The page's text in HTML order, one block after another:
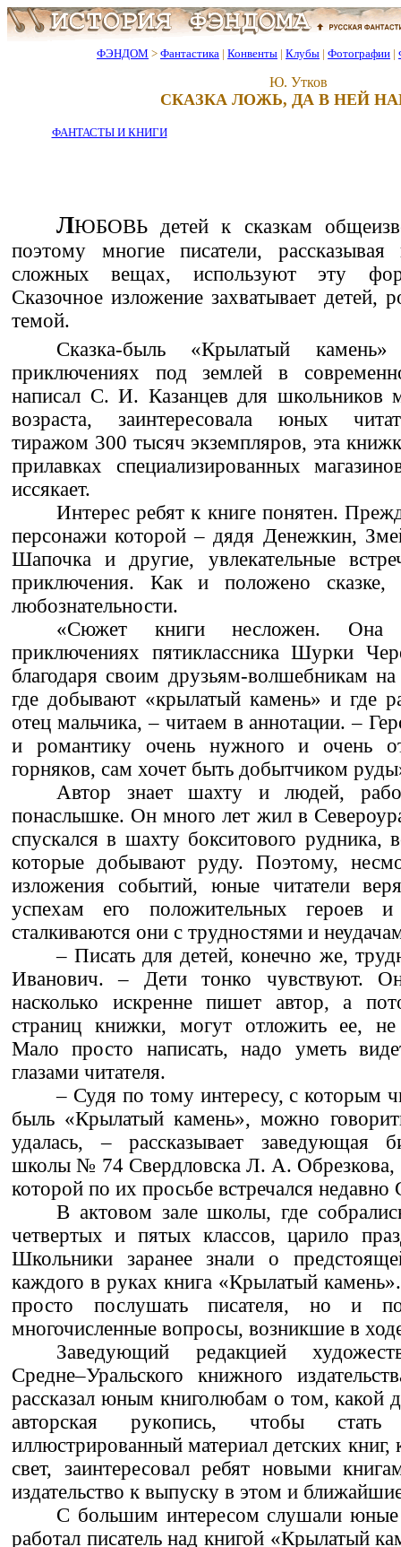
ФЭНДОМ > Фантастика | Конвенты | Клубы | Фотографии |
Ю. Утков
СКАЗКА ЛОЖЬ, ДА В НЕЙ
ФАНТАСТЫ И КНИГИ
ЛЮБОВЬ детей к сказкам
поэтому многие писатели,
сложных вещах, используют эту
Сказочное изложение захватывает детей,
темой.
Сказка-быль «Крылатый
приключениях под землей в
написал С. И. Казанцев для школьников
возраста, заинтересовала юных
тиражом 300 тысяч экземпляров, эта
прилавках специализированных
иссякает.
Интерес ребят к книге понятен.
персонажи которой – дядя Денежкин,
Шапочка и другие, увлекательные
приключения. Как и положено
любознательности.
«Сюжет книги несложен. Она
приключениях пятиклассника Шурки
благодаря своим друзьям-волшебникам
где добывают «крылатый камень» и где
отец мальчика, – читаем в аннотации. –
и романтику очень нужного и очень
горняков, сам хочет быть добытчиком
Автор знает шахту и людей,
понаслышке. Он много лет жил в
спускался в шахту бокситового рудника,
которые добывают руду. Поэтому,
изложения событий, юные читатели
успехам его положительных героев и
сталкиваются они с трудностями и
– Писать для детей, конечно же,
Иванович. – Дети тонко чувствуют.
насколько искренне пишет автор, а
страниц книжки, могут отложить ее, не
Мало просто написать, надо уметь
глазами читателя.
– Судя по тому интересу, с которым
быль «Крылатый камень», можно
удалась, – рассказывает заведующая
школы № 74 Свердловска Л. А. Обрезкова,
которой по их просьбе встречался
В актовом зале школы, где
четвертых и пятых классов, царило
Школьники заранее знали о
каждого в руках книга «Крылатый
просто послушать писателя, но и
многочисленные вопросы, возникшие в
Заведующий редакцией
Средне–Уральского книжного
рассказал юным книголюбам о том, какой
авторская рукопись, чтобы
иллюстрированный материал детских
свет, заинтересовал ребят новыми
издательство к выпуску в этом и
С большим интересом слушали юные
работал писатель над книгой «Крылатый